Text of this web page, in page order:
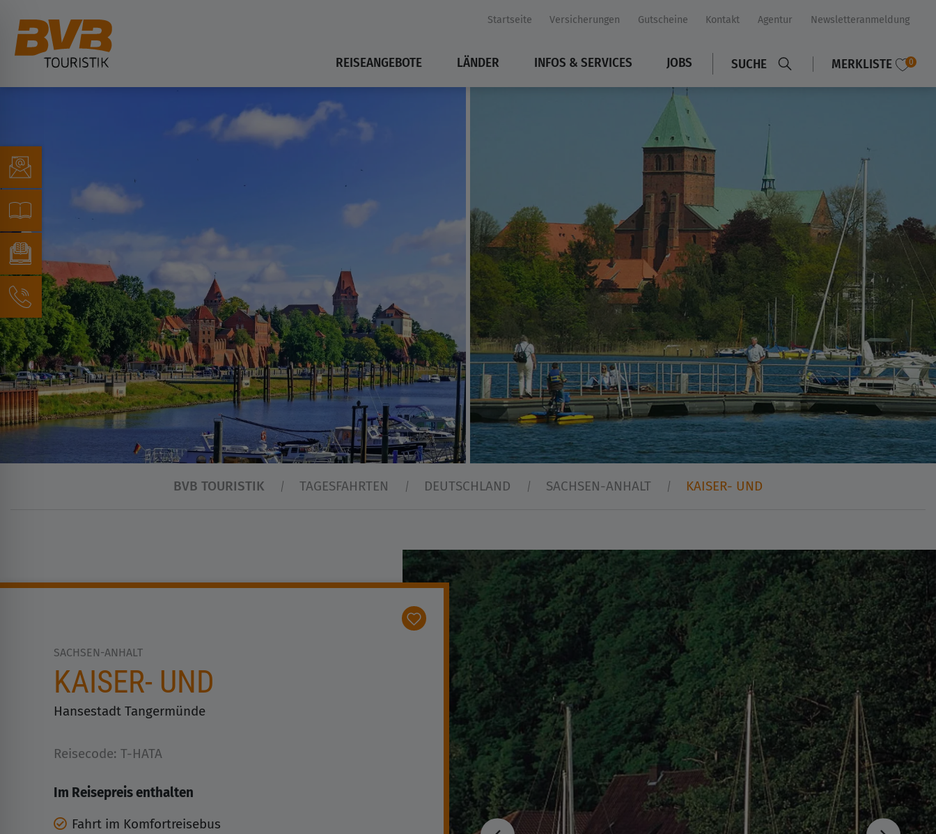
Startseite Versicherungen Gutscheine Kontakt Agentur Newsletteranmeldung
REISEANGEBOTE LÄNDER INFOS & SERVICES JOBS SUCHE MERKLISTE 0
BVB TOURISTIK TAGESFAHRTEN DEUTSCHLAND SACHSEN-ANHALT KAISER- UND
SACHSEN-ANHALT
KAISER- UND
Hansestadt Tangermünde
Reisecode: T-HATA
Im Reisepreis enthalten
Fahrt im Komfortreisebus